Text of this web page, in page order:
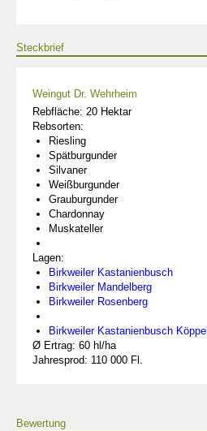
Steckbrief
Weingut Dr. Wehrheim
Rebfläche: 20 Hektar
Rebsorten:
Riesling
Spätburgunder
Silvaner
Weißburgunder
Grauburgunder
Chardonnay
Muskateller
Lagen:
Birkweiler Kastanienbusch
Birkweiler Mandelberg
Birkweiler Rosenberg
Birkweiler Kastanienbusch Köppel
Ø Ertrag: 60 hl/ha
Jahresprod: 110 000 Fl.
Bewertung